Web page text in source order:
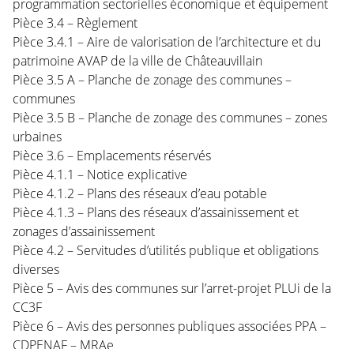
programmation sectorielles économique et équipement
Pièce 3.4 – Règlement
Pièce 3.4.1 – Aire de valorisation de l’architecture et du
patrimoine AVAP de la ville de Châteauvillain
Pièce 3.5 A – Planche de zonage des communes –
communes
Pièce 3.5 B – Planche de zonage des communes – zones
urbaines
Pièce 3.6 – Emplacements réservés
Pièce 4.1.1 – Notice explicative
Pièce 4.1.2 – Plans des réseaux d’eau potable
Pièce 4.1.3 – Plans des réseaux d’assainissement et
zonages d’assainissement
Pièce 4.2 – Servitudes d’utilités publique et obligations
diverses
Pièce 5 – Avis des communes sur l’arret-projet PLUi de la
CC3F
Pièce 6 – Avis des personnes publiques associées PPA –
CDPENAF – MRAe